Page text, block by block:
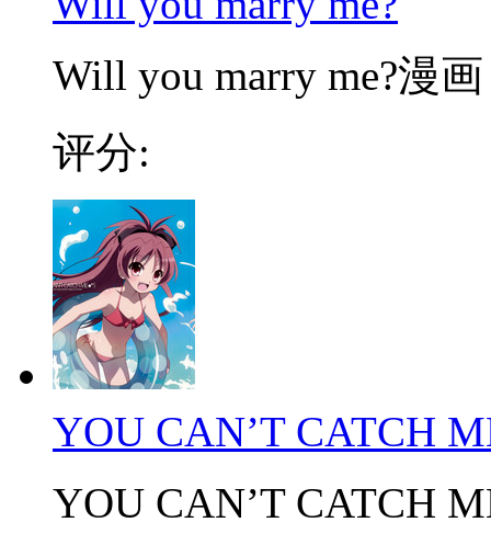
Will you marry me?漫
评分:
YOU CAN’T CATCH
YOU CAN’T CATCH